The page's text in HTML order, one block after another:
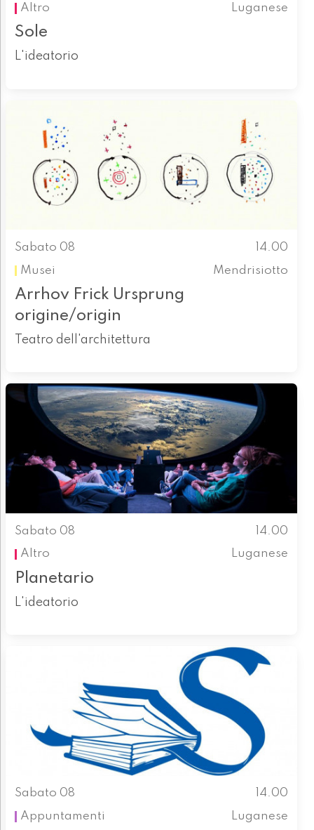
Altro
Luganese
Sole
L'ideatorio
Sabato 08
14.00
Musei
Mendrisiotto
Arrhov Frick Ursprung
origine/origin
Teatro dell'architettura
Sabato 08
14.00
Altro
Luganese
Planetario
L'ideatorio
Sabato 08
14.00
Appuntamenti
Luganese